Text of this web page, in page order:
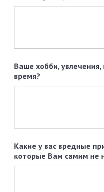
Ваше хобби,
время?
Какие у вас вредные
которые Вам самим не